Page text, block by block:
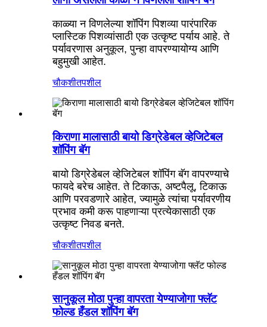
काळ्या न विणलेल्या शॉपिंग पिशव्या पारंपारिक
प्लास्टिक पिशव्यांसाठी एक उत्कृष्ट पर्याय आहे. ते
पर्यावरणास अनुकूल, पुन्हा वापरण्यायोग्य आणि
बहुमुखी आहेत.
चौकशीतपशील
किराणा मालासाठी बायो डिग्रेडेबल व्हेजिटेबल
शॉपिंग बॅग
बायो डिग्रेडेबल व्हेजिटेबल शॉपिंग बॅग वापरण्याचे
फायदे बरेच आहेत. ते टिकाऊ, अष्टपैलू, टिकाऊ
आणि परवडणारे आहेत, ज्यामुळे त्यांचा पर्यावरणीय
प्रभाव कमी करू पाहणाऱ्या प्रत्येकासाठी एक
उत्कृष्ट निवड बनते.
चौकशीतपशील
सानुकूल मोठा पुन्हा वापरता येण्याजोगा फ्लॅट
फोल्ड हँडल शॉपिंग बॅग